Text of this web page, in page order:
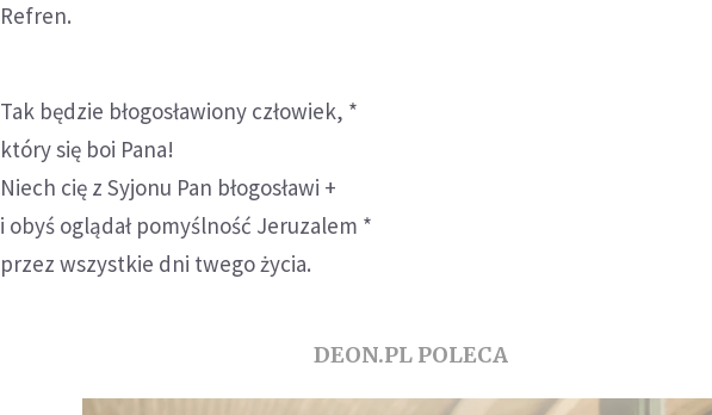
Refren.
Tak będzie błogosławiony człowiek, *
który się boi Pana!
Niech cię z Syjonu Pan błogosławi +
i obyś oglądał pomyślność Jeruzalem *
przez wszystkie dni twego życia.
DEON.PL POLECA